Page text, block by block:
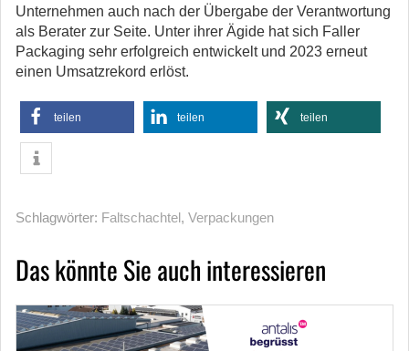
Unternehmen auch nach der Übergabe der Verantwortung
als Berater zur Seite. Unter ihrer Ägide hat sich Faller
Packaging sehr erfolgreich entwickelt und 2023 erneut
einen Umsatzrekord erlöst.
teilen teilen teilen
Schlagwörter: Faltschachtel, Verpackungen
Das könnte Sie auch interessieren